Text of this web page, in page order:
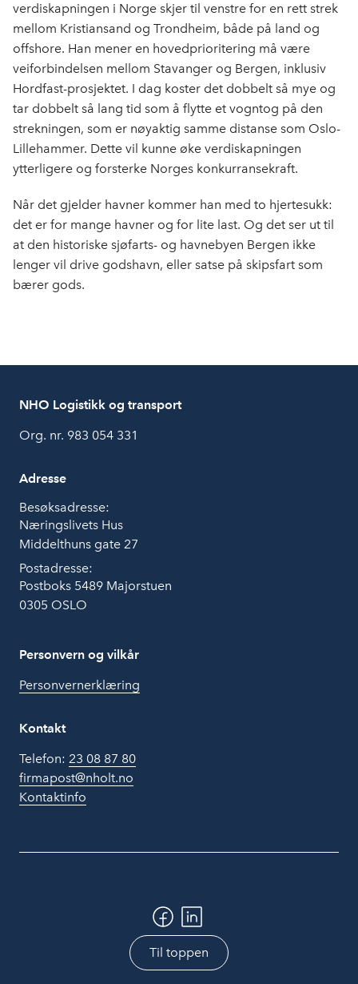
verdiskapningen i Norge skjer til venstre for en rett strek
mellom Kristiansand og Trondheim, både på land og
offshore. Han mener en hovedprioritering må være
veiforbindelsen mellom Stavanger og Bergen, inklusiv
Hordfast-prosjektet. I dag koster det dobbelt så mye og
tar dobbelt så lang tid som å flytte et vogntog på den
strekningen, som er nøyaktig samme distanse som Oslo-
Lillehammer. Dette vil kunne øke verdiskapningen
ytterligere og forsterke Norges konkurransekraft.
Når det gjelder havner kommer han med to hjertesukk:
det er for mange havner og for lite last. Og det ser ut til
at den historiske sjøfarts- og havnebyen Bergen ikke
lenger vil drive godshavn, eller satse på skipsfart som
bærer gods.
NHO Logistikk og transport
Org. nr. 983 054 331
Adresse
Besøksadresse:
Næringslivets Hus
Middelthuns gate 27
Postadresse:
Postboks 5489 Majorstuen
0305 OSLO
Personvern og vilkår
Personvernerklæring
Kontakt
Telefon: 23 08 87 80
firmapost@nholt.no
Kontaktinfo
Til toppen